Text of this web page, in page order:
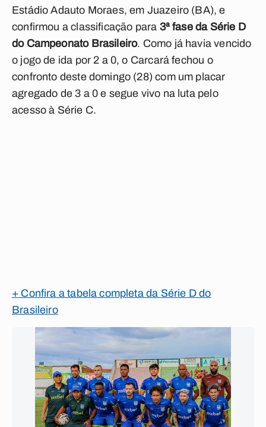
Estádio Adauto Moraes, em Juazeiro (BA), e
confirmou a classificação para 3ª fase da Série D
do Campeonato Brasileiro. Como já havia vencido
o jogo de ida por 2 a 0, o Carcará fechou o
confronto deste domingo (28) com um placar
agregado de 3 a 0 e segue vivo na luta pelo
acesso à Série C.
+ Confira a tabela completa da Série D do
Brasileiro